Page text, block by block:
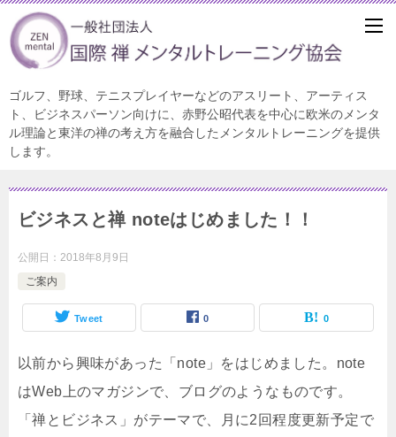
ゴルフ、野球、テニスプレイヤーなどのアスリート、アーティス
ト、ビジネスパーソン向けに、赤野公昭代表を中心に欧米のメンタ
ル理論と東洋の禅の考え方を融合したメンタルトレーニングを提供
します。
ビジネスと禅 noteはじめました！！
公開日： 2018年8月9日
ご案内
Tweet 0 0
以前から興味があった「note」をはじめました。note
はWeb上のマガジンで、ブログのようなものです。
「禅とビジネス」がテーマで、月に2回程度更新予定で